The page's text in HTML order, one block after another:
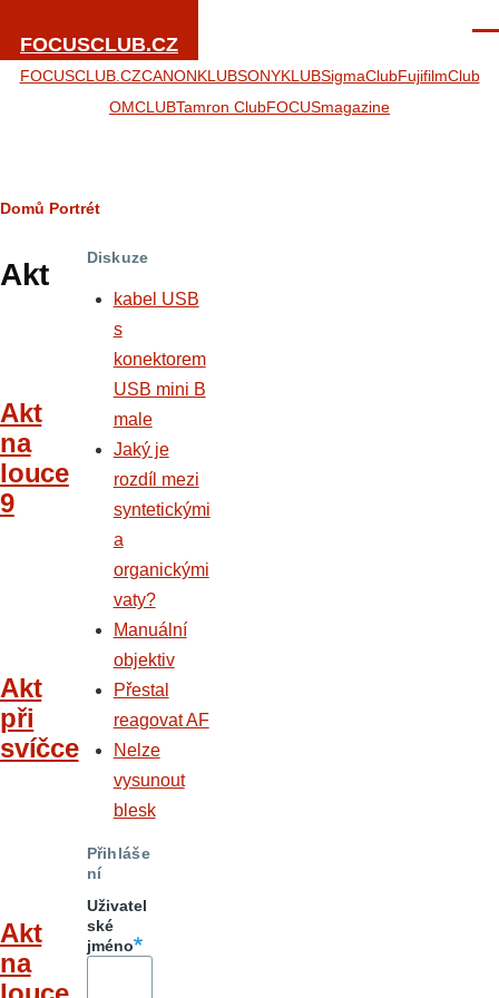
FOCUSCLUB.CZ
FOCUSCLUB.CZCANONKLUBSONYKLUBSigmaClubFujifilmClub
OMCLUBTamron ClubFOCUSmagazine
Drobečková
navigace
Domů Portrét
Akt
Akt
na
louce
9
Akt
při
svíčce
Akt
na
Diskuze
kabel USB
s
konektorem
USB mini B
male
Jaký je
rozdíl mezi
syntetickými
a
organickými
vaty?
Manuální
objektiv
Přestal
reagovat AF
Nelze
vysunout
blesk
Přihláše
ní
Uživatel
ské
jméno